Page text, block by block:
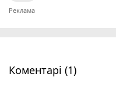
Коментарі (1)